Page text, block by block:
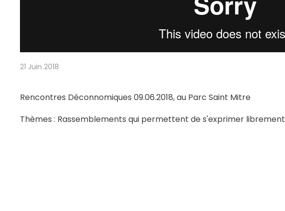
21 Juin 2018
Rencontres Déconnomiques 09.06.2018, au Parc Saint Mitre
Thèmes : Rassemblements qui permettent de s'exprimer librement